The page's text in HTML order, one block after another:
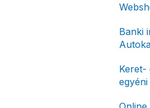
E-
Banki
Keret-